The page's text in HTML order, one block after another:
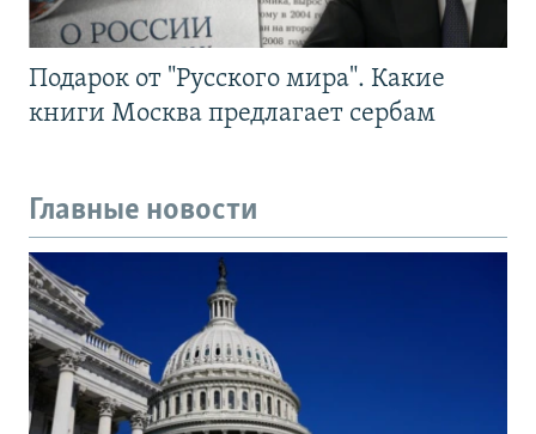
Подарок от "Русского мира". Какие
книги Москва предлагает сербам
Главные новости